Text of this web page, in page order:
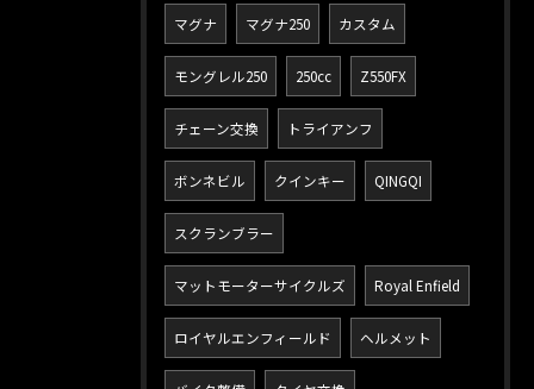
マグナ マグナ250 カスタム
モングレル250 250cc Z550FX
チェーン交換 トライアンフ
ボンネビル クインキー QINGQI
スクランブラー
マットモーターサイクルズ Royal Enfield
ロイヤルエンフィールド ヘルメット